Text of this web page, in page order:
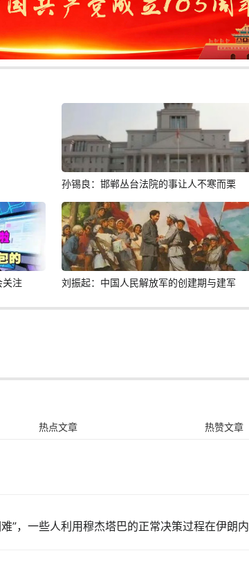
孙锡良：邯郸丛台法院的事让人不寒而栗
关注 刘振起：中国人民解放军的创建期与建军
热点文章 热赞文章
”，一些人利用穆杰塔巴的正常决策过程在伊朗内